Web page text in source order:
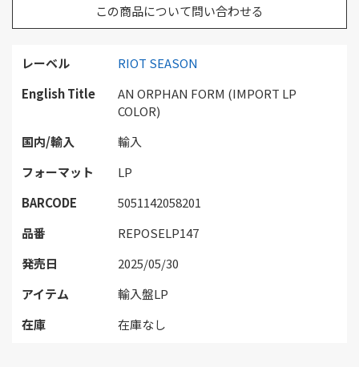
レーベル
RIOT SEASON
English Title
AN ORPHAN FORM (IMPORT LP
COLOR)
国内/輸入
輸入
フォーマット
LP
BARCODE
5051142058201
品番
REPOSELP147
発売日
2025/05/30
アイテム
輸入盤LP
在庫
在庫なし
この商品について問い合わせる